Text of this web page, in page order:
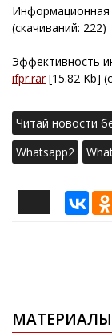
Информационная
(cкачиваний: 222)
Эффективность
ifpr.rar[15.82 Kb]
Читай новости
Whatsapp2